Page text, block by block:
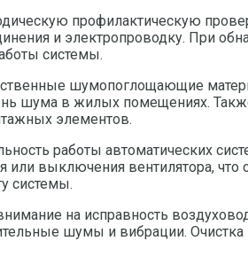
профилактическую
и электропроводку. При
системы.
шумопоглощающие
шума в жилых помещениях.
элементов.
работы автоматических
или выключения вентилятора, что
системы.
на исправность
шумы и вибрации.